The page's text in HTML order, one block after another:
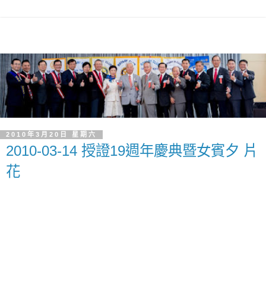
2010年3月20日 星期六
2010-03-14 授證19週年慶典暨女賓夕 片
花